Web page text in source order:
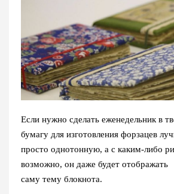
Если нужно сделать еженедельник в
бумагу для изготовления форзацев
просто однотонную, а с каким-либо
возможно, он даже будет отображать
саму тему блокнота.